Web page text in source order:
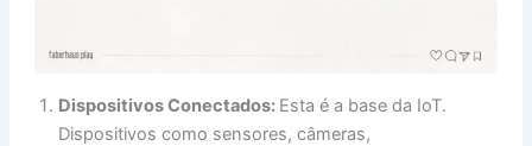
Dispositivos Conectados: Esta é a base da IoT.
Dispositivos como sensores, câmeras,